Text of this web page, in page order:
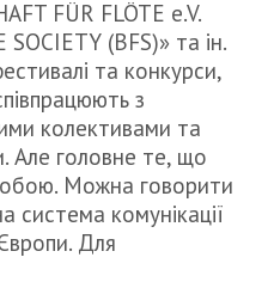
FÜR FLÖTE e.V.
(BFS)» та ін.
та конкурси,
з
колективами та
Але головне те, що
Можна говорити
система комунікації
Для